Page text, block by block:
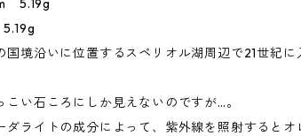
5.19g
国境沿いに位置するスペリオル湖周辺で21世紀
い石ころにしか見えないのですが…。
ダライトの成分によって、紫外線を照射すると